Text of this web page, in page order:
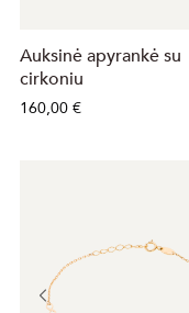
Auksinė apyrankė su
cirkoniu
160,00 €